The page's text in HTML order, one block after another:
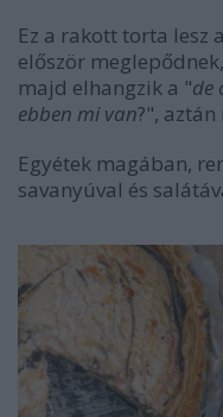
Ez a rakott torta lesz
először
majd elhangzik a "de
ebben mi van?", aztán
Egyétek magában,
savanyúval és